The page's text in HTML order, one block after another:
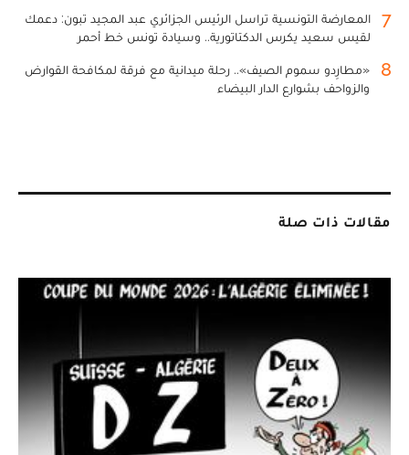
7
المعارضة التونسية تراسل الرئيس الجزائري عبد المجيد تبون: دعمك
لقيس سعيد يكرس الدكتاتورية.. وسيادة تونس خط أحمر
8
«مطارِدو سموم الصيف».. رحلة ميدانية مع فرقة لمكافحة القوارض
والزواحف بشوارع الدار البيضاء
مقالات ذات صلة